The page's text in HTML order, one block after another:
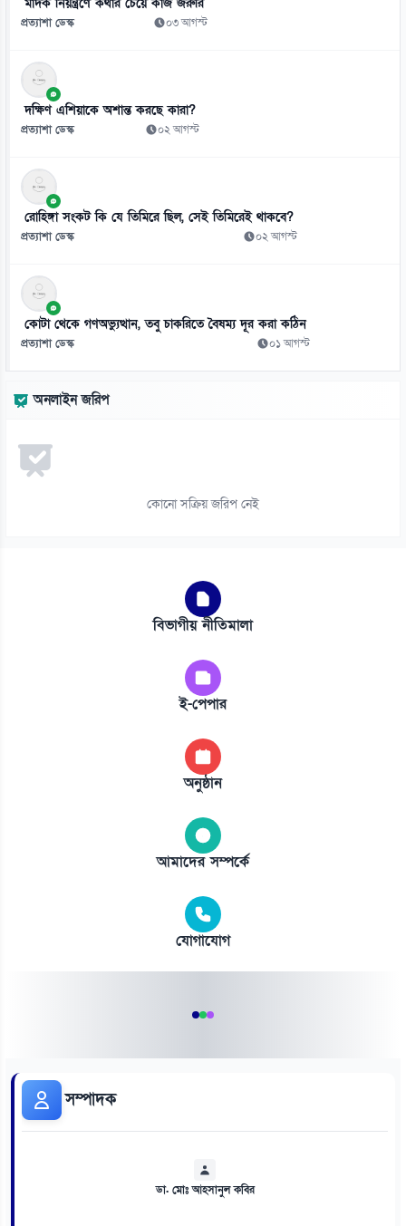
প্রত্যাশা ডেস্ক ০৩ আগস্ট
দক্ষিণ এশিয়াকে অশান্ত করছে কারা?
প্রত্যাশা ডেস্ক ০২ আগস্ট
রোহিঙ্গা সংকট কি যে তিমিরে ছিল, সেই তিমিরেই থাকবে?
প্রত্যাশা ডেস্ক ০২ আগস্ট
কোটা থেকে গণঅভ্যুত্থান, তবু চাকরিতে বৈষম্য দূর করা কঠিন
প্রত্যাশা ডেস্ক ০১ আগস্ট
অনলাইন জরিপ
কোনো সক্রিয় জরিপ নেই
বিভাগীয় নীতিমালা
ই-পেপার
অনুষ্ঠান
আমাদের সম্পর্কে
যোগাযোগ
সম্পাদক
ডা. মোঃ আহসানুল কবির